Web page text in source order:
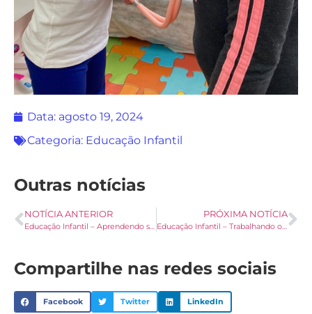
Data: agosto 19, 2024
Categoria: Educação Infantil
Outras notícias
NOTÍCIA ANTERIOR
Educação Infantil – Aprendendo sobre o Corpo
PRÓXIMA NOTÍCIA
Educação Infantil – Trabalhando o Rosto
Compartilhe nas redes sociais
Facebook Twitter LinkedIn